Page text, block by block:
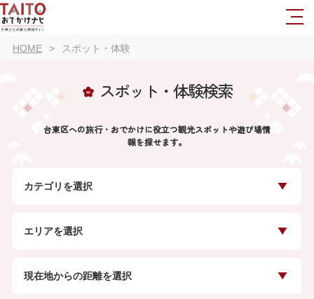
HOME スポット・体験
スポット・体験検索
台東区への旅行・おでかけに役立つ観光スポットや遊び場情
報を探せます。
カテゴリを選択
エリアを選択
現在地からの距離を選択